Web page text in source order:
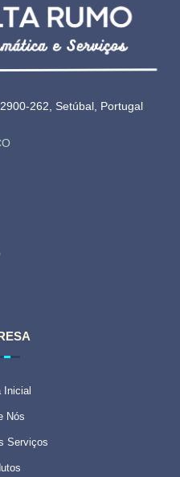
262, Setúbal, Portugal
Inicial
Nós
Serviços